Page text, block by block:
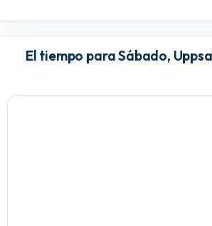
El tiempo para Sábado,